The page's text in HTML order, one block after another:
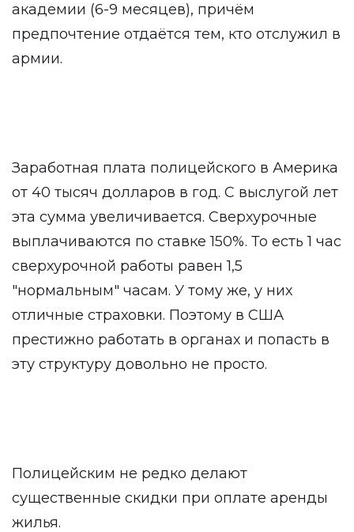
академии (6-9 месяцев), причём
предпочтение отдаётся тем, кто отслужил в
армии.
Заработная плата полицейского в Америка
от 40 тысяч долларов в год. С выслугой лет
эта сумма увеличивается. Сверхурочные
выплачиваются по ставке 150%. То есть 1 час
сверхурочной работы равен 1,5
"нормальным" часам. У тому же, у них
отличные страховки. Поэтому в США
престижно работать в органах и попасть в
эту структуру довольно не просто.
Полицейским не редко делают
существенные скидки при оплате аренды
жилья.